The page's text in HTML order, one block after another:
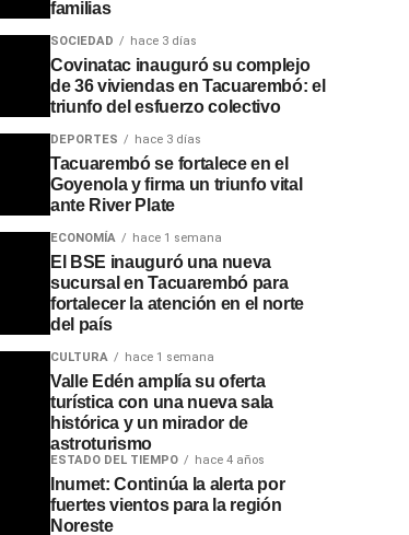
familias
SOCIEDAD hace 3 días
Covinatac inauguró su complejo
de 36 viviendas en Tacuarembó: el
triunfo del esfuerzo colectivo
DEPORTES hace 3 días
Tacuarembó se fortalece en el
Goyenola y firma un triunfo vital
ante River Plate
ECONOMÍA hace 1 semana
El BSE inauguró una nueva
sucursal en Tacuarembó para
fortalecer la atención en el norte
del país
CULTURA hace 1 semana
Valle Edén amplía su oferta
turística con una nueva sala
histórica y un mirador de
astroturismo
ESTADO DEL TIEMPO hace 4 años
Inumet: Continúa la alerta por
fuertes vientos para la región
Noreste